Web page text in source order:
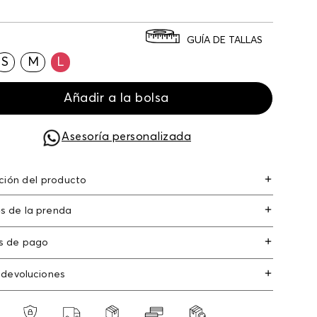
S M L
GUÍA DE TALLAS
Añadir a la bolsa
Asesoría personalizada
del producto
mujer manga larga algodón 74% elastano 3%
de la prenda
de pago
de crédito: Visa, Dinners, Master Card y
débito: Maestro, Electron.
devoluciones